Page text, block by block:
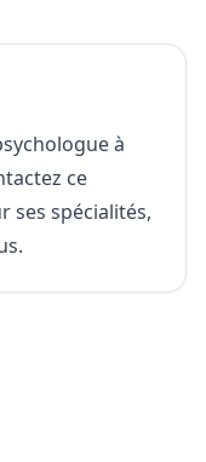
à
ce
ses spécialités,